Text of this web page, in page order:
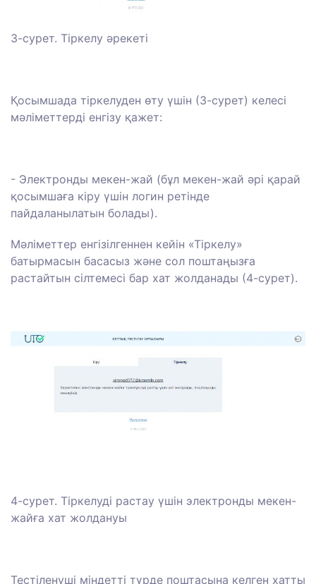
3-сурет. Тіркелу әрекеті
Қосымшада тіркелуден өту үшін (3-сурет) келесі
мәліметтерді енгізу қажет:
- Электронды мекен-жай (бұл мекен-жай әрі қарай
қосымшаға кіру үшін логин ретінде
пайдаланылатын болады).
Мәліметтер енгізілгеннен кейін «Тіркелу»
батырмасын басасыз және сол поштаңызға
растайтын сілтемесі бар хат жолданады (4-сурет).
4-сурет. Тіркелуді растау үшін электронды мекен-
жайға хат жолдануы
Тестіленуші міндетті түрде поштасына келген хатты